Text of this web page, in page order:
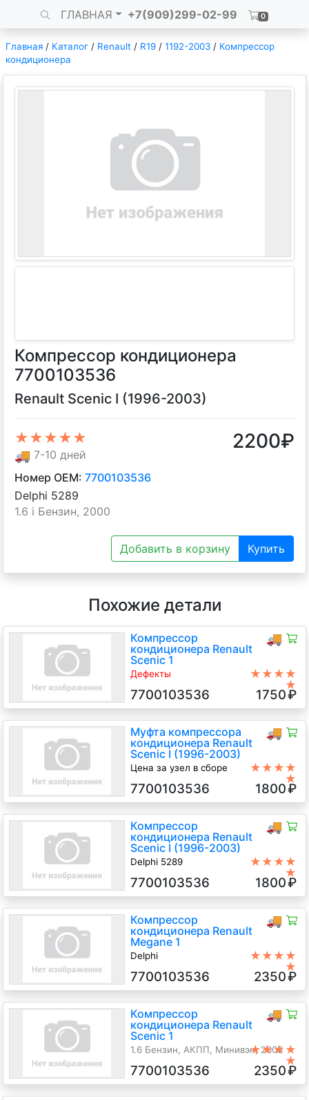
ГЛАВНАЯ +7(909)299-02-99 0
Главная / Каталог / Renault / R19 / 1192-2003 / Компрессор
кондиционера
Компрессор кондиционера
7700103536
Renault Scenic I (1996-2003)
★★★★★
🚚 7-10 дней
2200₽
Номер OEM: 7700103536
Delphi 5289
1.6 i Бензин, 2000
Добавить в корзину Купить
Похожие детали
🚚
Компрессор
кондиционера Renault
Scenic 1
Дефекты
1.6 Бензин, АКПП, Минивэн, 2001
г.в.
★★★★
★
7700103536 1750₽
🚚
Муфта компрессора
кондиционера Renault
Scenic I (1996-2003)
Цена за узел в сборе
1.6 i Бензин, Мех., минивэн, серый,
2002
★★★★
★
7700103536 1800₽
🚚
Компрессор
кондиционера Renault
Scenic I (1996-2003)
Delphi 5289
★★★★
★
7700103536 1800₽
🚚
Компрессор
кондиционера Renault
Megane 1
Delphi
1999 г.в.
★★★★
★
7700103536 2350₽
🚚
Компрессор
кондиционера Renault
Scenic 1
1.6 Бензин, АКПП, Минивэн, 2003
★★★★
★
7700103536 2350₽